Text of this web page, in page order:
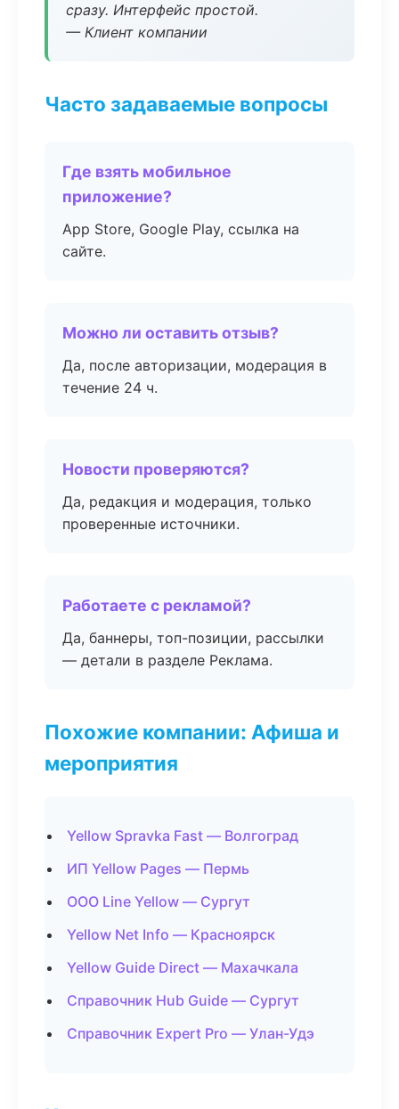
сразу. Интерфейс простой.
— Клиент компании
Часто задаваемые вопросы
Где взять мобильное
приложение?
App Store, Google Play, ссылка на
сайте.
Можно ли оставить отзыв?
Да, после авторизации, модерация в
течение 24 ч.
Новости проверяются?
Да, редакция и модерация, только
проверенные источники.
Работаете с рекламой?
Да, баннеры, топ-позиции, рассылки
— детали в разделе Реклама.
Похожие компании: Афиша и
мероприятия
Yellow Spravka Fast — Волгоград
ИП Yellow Pages — Пермь
ООО Line Yellow — Сургут
Yellow Net Info — Красноярск
Yellow Guide Direct — Махачкала
Справочник Hub Guide — Сургут
Справочник Expert Pro — Улан-Удэ